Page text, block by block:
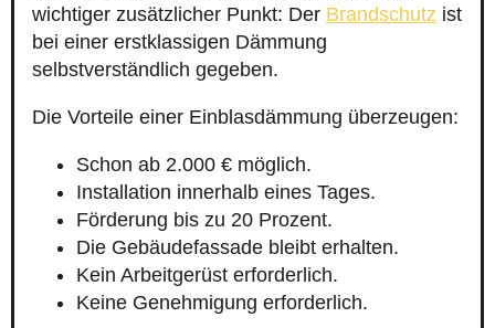
wichtiger zusätzlicher Punkt: Der Brandschutz ist
bei einer erstklassigen Dämmung
selbstverständlich gegeben.
Die Vorteile einer Einblasdämmung überzeugen:
Schon ab 2.000 € möglich.
Installation innerhalb eines Tages.
Förderung bis zu 20 Prozent.
Die Gebäudefassade bleibt erhalten.
Kein Arbeitgerüst erforderlich.
Keine Genehmigung erforderlich.